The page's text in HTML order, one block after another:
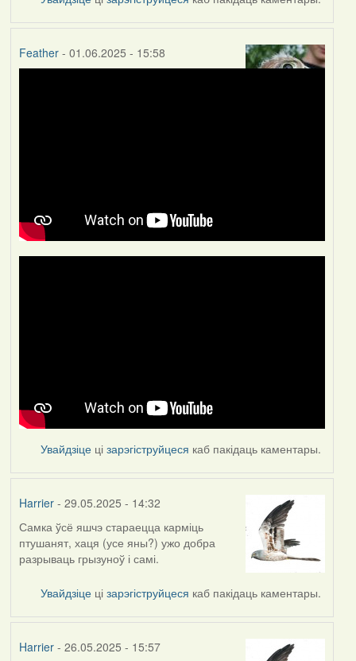
Feather- 01.06.2025 - 15:58
Увайдзіце цізарэгіструйцеся каб пакідаць каментары.
Harrier- 29.05.2025 - 14:32
Самка ўсё яшчэ стараецца карміць
птушанят, хаця (усе яны?) ужо добра
разрываць грызуноў і самі.
Увайдзіце цізарэгіструйцеся каб пакідаць каментары.
Harrier- 26.05.2025 - 15:57